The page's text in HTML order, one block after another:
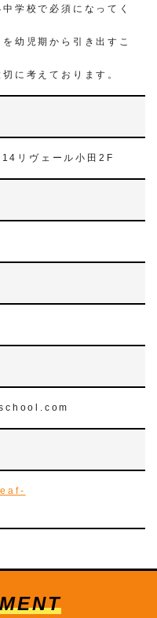
学校で必須になってく
幼児期から引き出すこ
に考えております。
リヴェール小田2F